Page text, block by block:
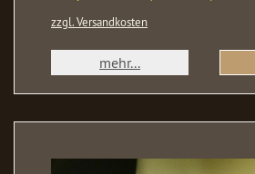
zzgl. Versandkosten
mehr...